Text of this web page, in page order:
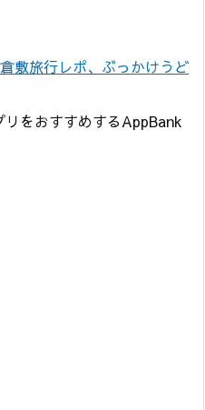
敷旅行レポ、ぶっかけうど
をおすすめするAppBank